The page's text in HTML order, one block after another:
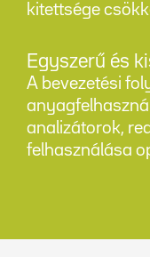
kitettsége
Egyszerű és
A bevezetési
analizátorok,
felhasználása